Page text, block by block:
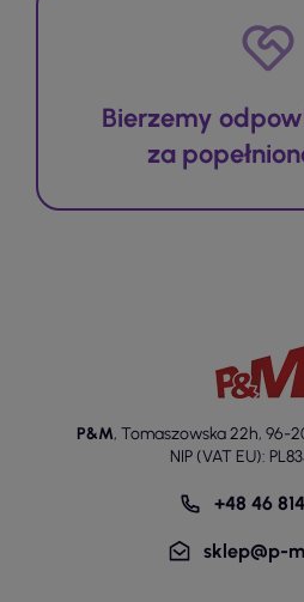
Bierzemy
za
P&M, Tomaszowska 22h, 96-
NIP (VAT EU):
+48 46
sklep@p-